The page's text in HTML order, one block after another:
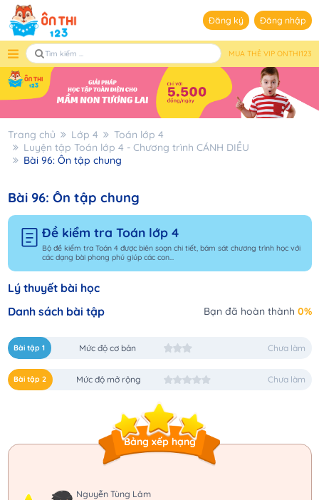
Đăng ký Đăng nhập
MUA THẺ VIP ONTHI123
Trang chủ Lớp 4
Toán lớp 4
Luyện tập Toán lớp 4 - Chương trình CÁNH DIỀU
Bài 96: Ôn tập chung
Bài 96: Ôn tập chung
Đề kiểm tra Toán lớp 4
Bộ đề kiểm tra Toán 4 được biên soạn chi tiết, bám sát chương trình học với
các dạng bài phong phú giúp các con...
Lý thuyết bài học
Danh sách bài tập
Bạn đã hoàn thành 0%
Bài tập 1 Mức độ cơ bản Chưa làm
Bài tập 2 Mức độ mở rộng Chưa làm
Bảng xếp hạng
Nguyễn Tùng Lâm